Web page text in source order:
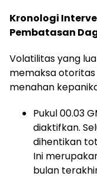
Kronologi
Pembatasan
Volatilitas yang
memaksa
menahan
Pukul 00.03
diaktifkan.
dihentikan
Ini
bulan